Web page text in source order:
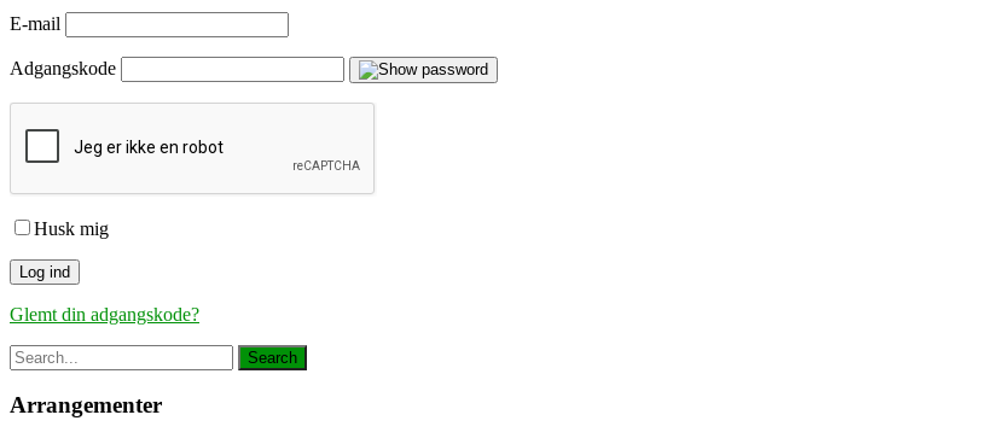
E-mail
Adgangskode
Husk mig
Glemt din adgangskode?
Arrangementer